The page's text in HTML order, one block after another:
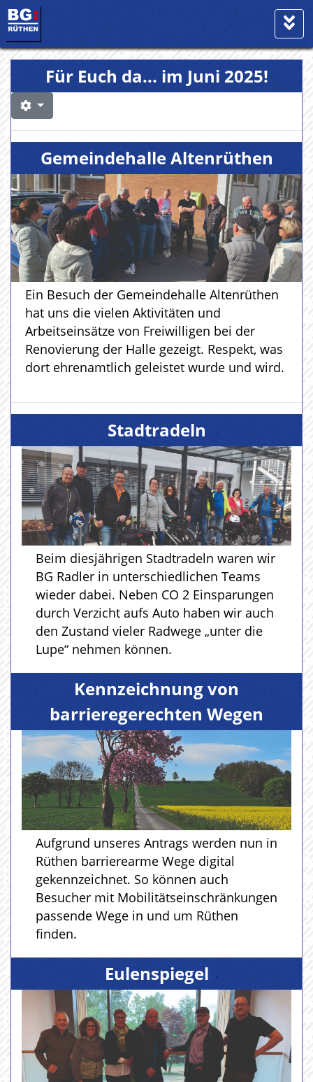
Für Euch da... im Juni 2025!
Gemeindehalle Altenrüthen
Ein Besuch der Gemeindehalle Altenrüthen
hat uns die vielen Aktivitäten und
Arbeitseinsätze von Freiwilligen bei der
Renovierung der Halle gezeigt. Respekt, was
dort ehrenamtlich geleistet wurde und wird.
Stadtradeln
Beim diesjährigen Stadtradeln waren wir
BG Radler in unterschiedlichen Teams
wieder dabei. Neben CO 2 Einsparungen
durch Verzicht aufs Auto haben wir auch
den Zustand vieler Radwege „unter die
Lupe“ nehmen können.
Kennzeichnung von
barrieregerechten Wegen
Aufgrund unseres Antrags werden nun in
Rüthen barrierearme Wege digital
gekennzeichnet. So können auch
Besucher mit Mobilitätseinschränkungen
passende Wege in und um Rüthen
finden.
Eulenspiegel